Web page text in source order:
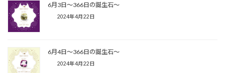
6月3日〜366日の誕生石〜
2024年4月22日
6月4日〜366日の誕生石〜
2024年4月22日